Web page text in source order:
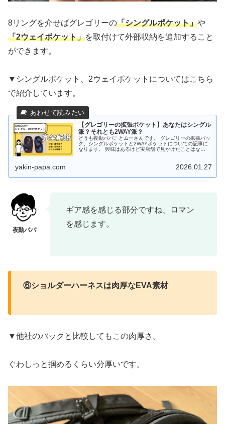
8リングを介せばグレゴリーの「シングルポケット」や
「2ウェイポケット」を取付けて外部収納を追加すること
ができます。
▼シングルポケット、2ウェイポケットについてはこちら
で紹介しています。
【グレゴリーの拡張ポケット】あなたはシングル
派？それとも2WAY派？
どうも夜勤パパことムーさんです。 グレゴリーの拡張バッ
グ、シングルポケットと2WAYポケットについての記事に
なります。 興味はあるけど実店舗で見かけたことはな
yakin-papa.com 2026.01.27
ギア感を感じる部分ですね、ロマン
を感じます。
⑥ショルダーハーネスは肉厚なEVA素材
▼他社のバックと比較してもこの肉厚さ。
ぐわしっと掴めるくらい分厚いです。